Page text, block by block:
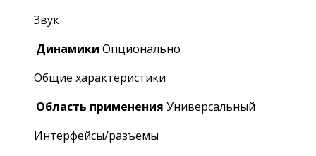
Звук
Динамики Опционально
Общие характеристики
Область применения Универсальный
Интерфейсы/разъемы